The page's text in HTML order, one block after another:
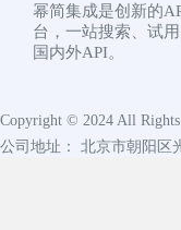
幂简集成是创新的
台，一站搜索、试
国内外API。
Copyright © 2024 All Rights
公司地址： 北京市朝阳区